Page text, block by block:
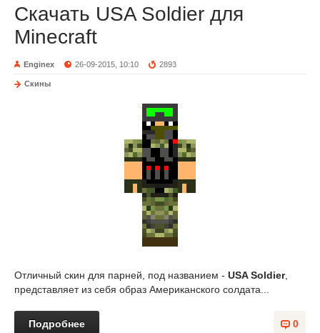
Скачать USA Soldier для
Minecraft
Enginex 26-09-2015, 10:10 2893
Скины
Отличный скин для парней, под названием - USA Soldier,
представляет из себя образ Американского солдата...
0
Подробнее